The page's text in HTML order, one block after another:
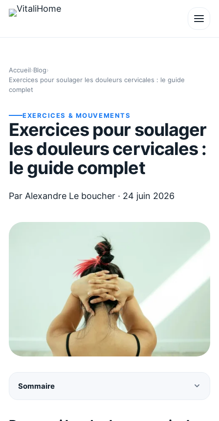
Accueil›Blog›
Exercices pour soulager les douleurs cervicales : le guide
complet
EXERCICES & MOUVEMENTS
Exercices pour soulager
les douleurs cervicales :
le guide complet
Par Alexandre Le boucher · 24 juin 2026
Sommaire